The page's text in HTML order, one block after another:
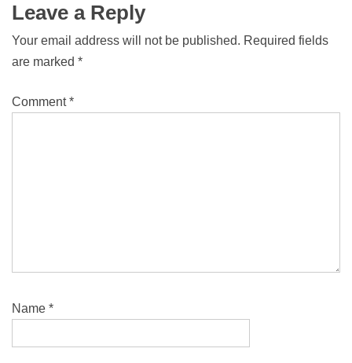
Leave a Reply
Your email address will not be published. Required fields
are marked *
Comment*
Name *